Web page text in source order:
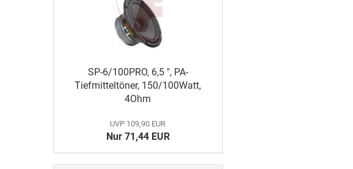
SP-6/100PRO, 6,5 ", PA-
Tiefmitteltöner, 150/100Watt,
4Ohm
UVP 109,90 EUR
Nur 71,44 EUR